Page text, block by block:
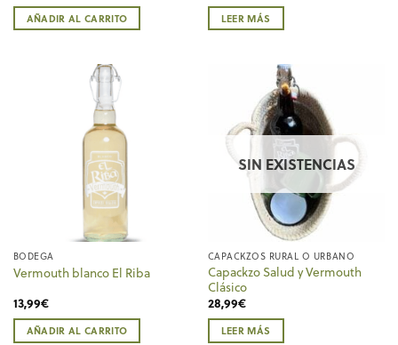
AÑADIR AL CARRITO LEER MÁS
BODEGA
Vermouth blanco El Riba
13,99€
AÑADIR AL CARRITO
SIN EXISTENCIAS
CAPACKZOS RURAL O URBANO
Capackzo Salud y Vermouth
Clásico
28,99€
LEER MÁS